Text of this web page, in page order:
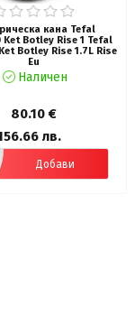
кана Tefal
Ket Botley Rise 1 Tefal
Botley Rise 1.7L Rise
Eu
Наличен
80.10 €
лв.
Добави